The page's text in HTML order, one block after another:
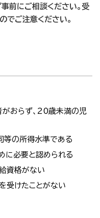
前にご相談ください。受
でご注意ください。
がおらず、20歳未満の児
等の所得水準である
に必要と認められる
資格がない
受けたことがない